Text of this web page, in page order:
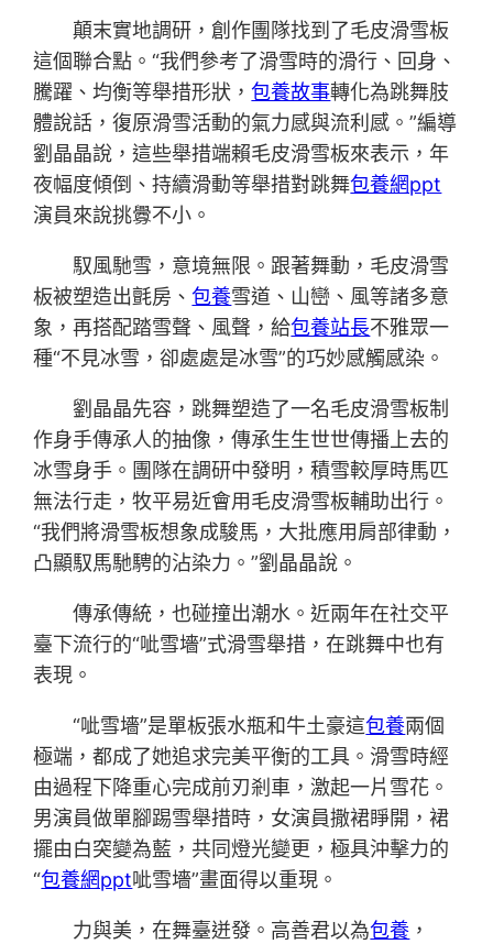
顛末實地調研，創作團隊找到了毛皮滑雪板
這個聯合點。“我們參考了滑雪時的滑行、回身、
騰躍、均衡等舉措形狀，包養故事轉化為跳舞肢
體說話，復原滑雪活動的氣力感與流利感。”編導
劉晶晶說，這些舉措端賴毛皮滑雪板來表示，年
夜幅度傾倒、持續滑動等舉措對跳舞包養網ppt
演員來說挑釁不小。
馭風馳雪，意境無限。跟著舞動，毛皮滑雪
板被塑造出氈房、包養雪道、山巒、風等諸多意
象，再搭配踏雪聲、風聲，給包養站長不雅眾一
種“不見冰雪，卻處處是冰雪”的巧妙感觸感染。
劉晶晶先容，跳舞塑造了一名毛皮滑雪板制
作身手傳承人的抽像，傳承生生世世傳播上去的
冰雪身手。團隊在調研中發明，積雪較厚時馬匹
無法行走，牧平易近會用毛皮滑雪板輔助出行。
“我們將滑雪板想象成駿馬，大批應用肩部律動，
凸顯馭馬馳騁的沾染力。”劉晶晶說。
傳承傳統，也碰撞出潮水。近兩年在社交平
臺下流行的“呲雪墻”式滑雪舉措，在跳舞中也有
表現。
“呲雪墻”是單板張水瓶和牛土豪這包養兩個
極端，都成了她追求完美平衡的工具。滑雪時經
由過程下降重心完成前刃剎車，激起一片雪花。
男演員做單腳踢雪舉措時，女演員撒裙睜開，裙
擺由白突變為藍，共同燈光變更，極具沖擊力的
“包養網ppt呲雪墻”畫面得以重現。
力與美，在舞臺迸發。高善君以為包養 ，